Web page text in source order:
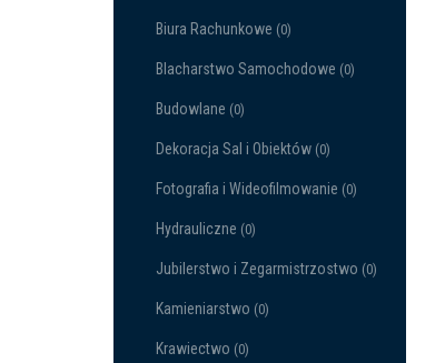
Biura Rachunkowe (0)
Blacharstwo Samochodowe (0)
Budowlane (0)
Dekoracja Sal i Obiektów (0)
Fotografia i Wideofilmowanie (0)
Hydrauliczne (0)
Jubilerstwo i Zegarmistrzostwo (0)
Kamieniarstwo (0)
Krawiectwo (0)